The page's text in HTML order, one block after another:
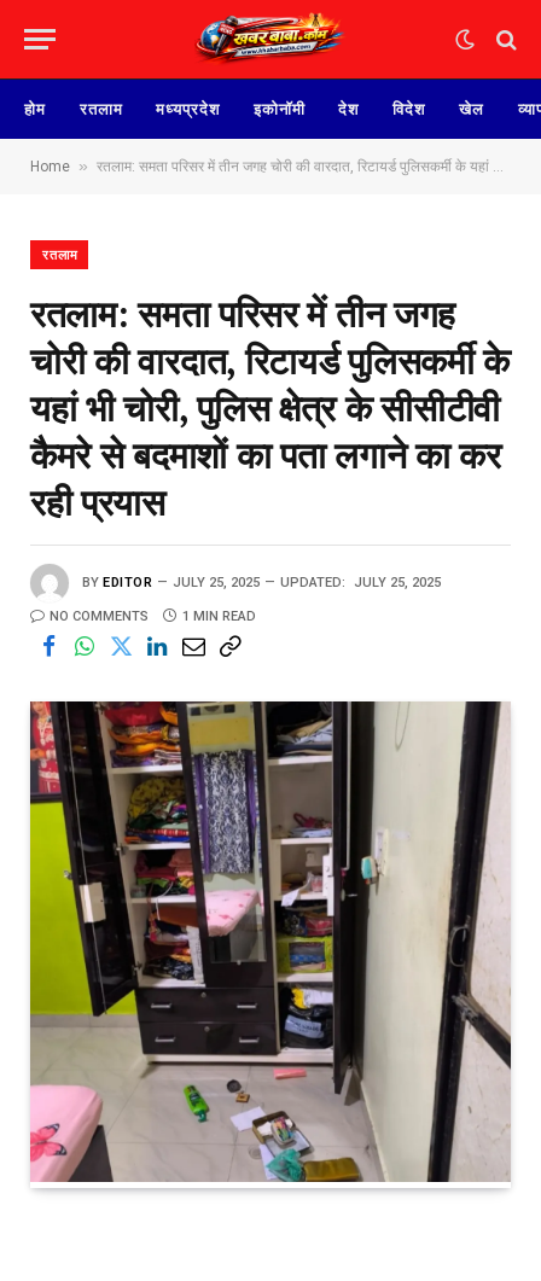
होम रतलाम मध्यप्रदेश इकोनॉमी देश विदेश खेल
Home » रतलाम: समता परिसर में तीन जगह चोरी की वारदात, रिटायर्ड पुलिसकर्मी के यहां भी चोरी, पुलिस क्षेत्र के सीसीटीवी कैमरे से बदमाशों का पता लगाने का कर‌ रही प्रयास
रतलाम
रतलाम: समता परिसर में तीन जगह
चोरी की वारदात, रिटायर्ड पुलिसकर्मी के
यहां भी चोरी, पुलिस क्षेत्र के सीसीटीवी
कैमरे से बदमाशों का पता लगाने का कर‌
रही प्रयास
BY EDITOR JULY 25, 2025 UPDATED: JULY 25, 2025
NO COMMENTS 1 MIN READ